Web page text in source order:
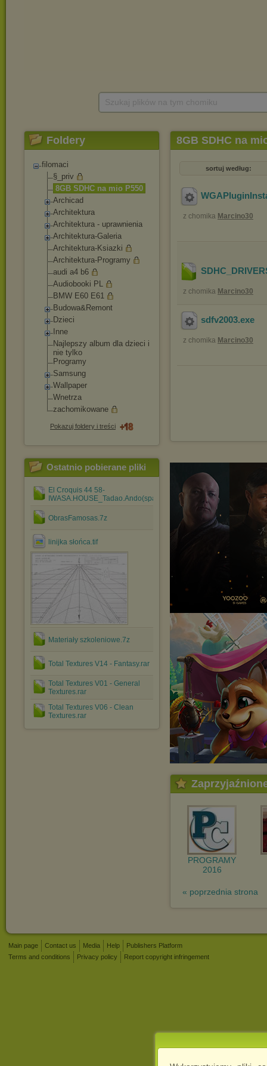
Foldery
filomaci
§_priv
8GB SDHC na mio P550
Archicad
Architektura
Architektura - uprawnienia
Architektura-Galeria
Architektura-Ksiazki
Architektura-Programy
audi a4 b6
Audiobooki PL
BMW E60 E61
Budowa&Remont
Dzieci
Inne
Najlepszy album dla dzieci i
nie tylko
Programy
Samsung
Wallpaper
Wnetrza
zachomikowane
Pokazuj foldery i treści
Ostatnio pobierane pliki
El Croquis 44 58-
IWASA.HOUSE_Tadao.Ando(spanish).rar
ObrasFamosas.7z
linijka słońca.tif
Materiały szkoleniowe.7z
Total Textures V14 - Fantasy.rar
Total Textures V01 - General
Textures.rar
Total Textures V06 - Clean
Textures.rar
8GB SDHC na
sortuj według:
z chomika Marcino30
z chomika Marcino30
sdfv2003.exe
z chomika Marcino30
PROGRAMY
2016
« poprzednia strona
Main page Contact us Media Help
Publishers Platform
Terms and conditions
Privacy policy Report copyright infringement